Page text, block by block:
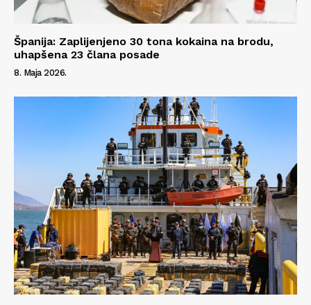
Info
Španija: Zaplijenjeno 30 tona kokaina na brodu,
uhapšena 23 člana posade
8. Maja 2026.